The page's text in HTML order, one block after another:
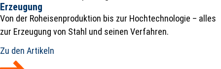
Erzeugung
Von der Roheisenproduktion bis zur Hochtechnologie – alles
zur Erzeugung von Stahl und seinen Verfahren.
Zu den Artikeln